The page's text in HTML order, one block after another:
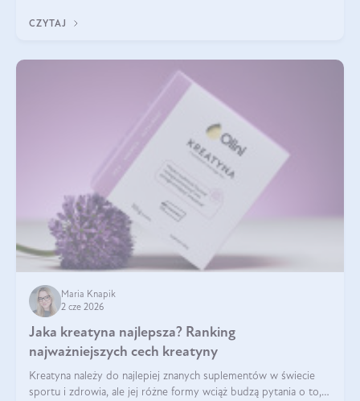
zawrotów głowy czy problemów z
CZYTAJ
Maria Knapik
2 cze 2026
Jaka kreatyna najlepsza? Ranking
najważniejszych cech kreatyny
Kreatyna należy do najlepiej znanych suplementów w świecie
sportu i zdrowia, ale jej różne formy wciąż budzą pytania o to,